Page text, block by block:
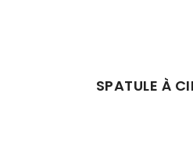
SPATULE À